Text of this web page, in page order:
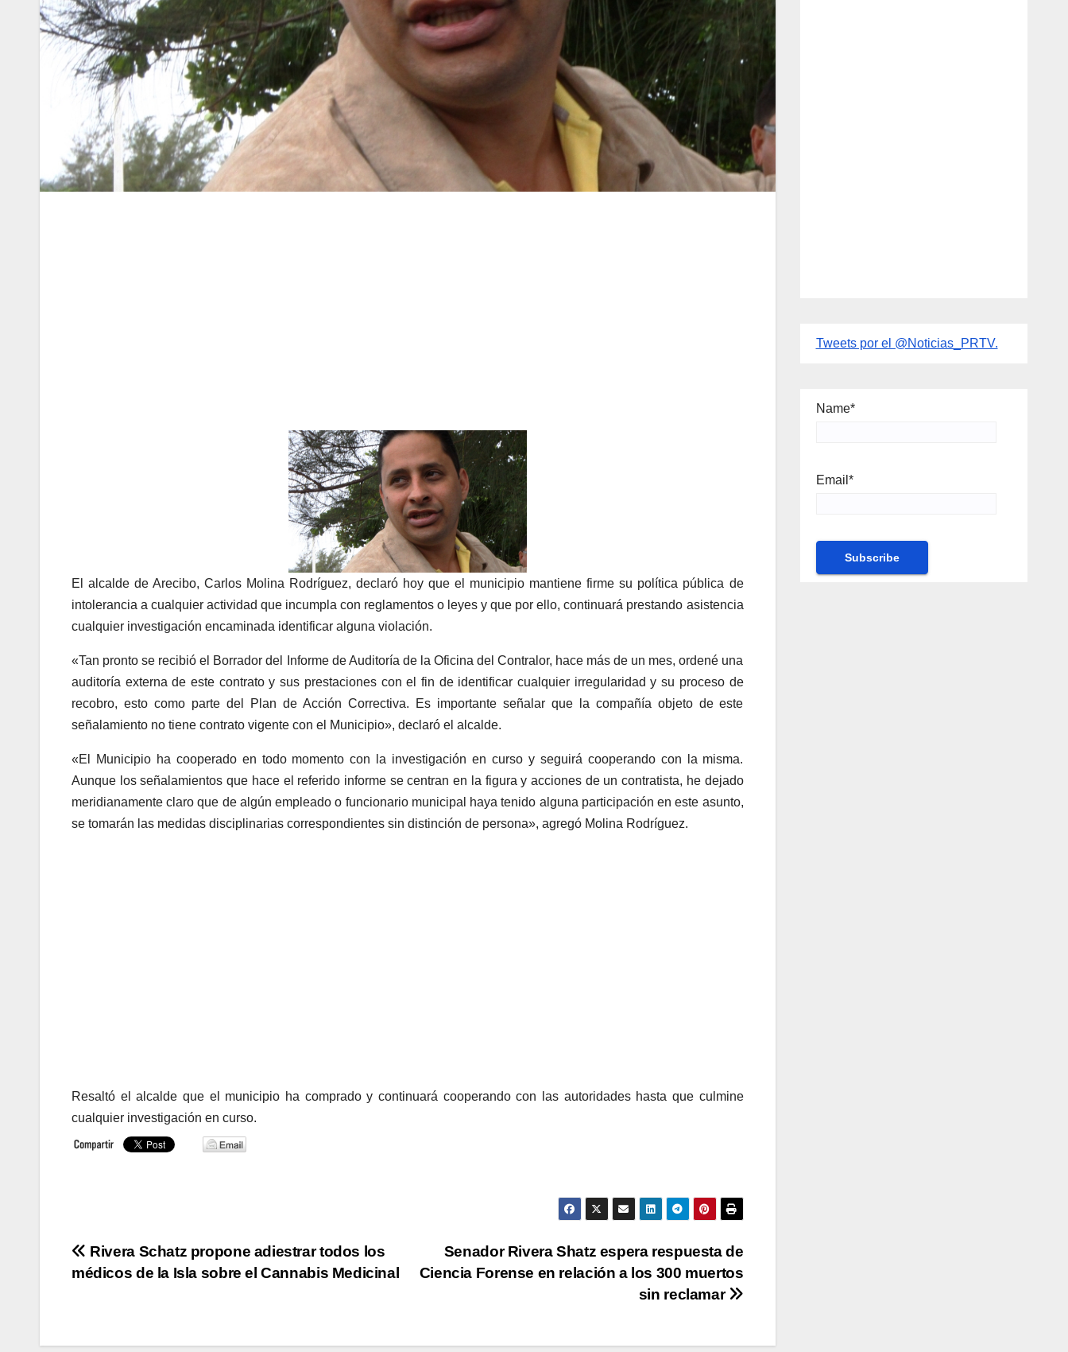
El alcalde de Arecibo, Carlos Molina Rodríguez, declaró hoy que el municipio mantiene firme su política pública de
intolerancia a cualquier actividad que incumpla con reglamentos o leyes y que por ello, continuará prestando asistencia
cualquier investigación encaminada identificar alguna violación.
«Tan pronto se recibió el Borrador del Informe de Auditoría de la Oficina del Contralor, hace más de un mes, ordené una
auditoría externa de este contrato y sus prestaciones con el fin de identificar cualquier irregularidad y su proceso de
recobro, esto como parte del Plan de Acción Correctiva. Es importante señalar que la compañía objeto de este
señalamiento no tiene contrato vigente con el Municipio», declaró el alcalde.
«El Municipio ha cooperado en todo momento con la investigación en curso y seguirá cooperando con la misma.
Aunque los señalamientos que hace el referido informe se centran en la figura y acciones de un contratista, he dejado
meridianamente claro que de algún empleado o funcionario municipal haya tenido alguna participación en este asunto,
se tomarán las medidas disciplinarias correspondientes sin distinción de persona», agregó Molina Rodríguez.
Resaltó el alcalde que el municipio ha comprado y continuará cooperando con las autoridades hasta que culmine
cualquier investigación en curso.
Navegación
Senador Rivera Shatz espera respuesta de
Ciencia Forense en relación a los 300 muertos
sin reclamar
Rivera Schatz propone adiestrar todos los
médicos de la Isla sobre el Cannabis Medicinal
Tweets por el @Noticias_PRTV.
Name*
Email*